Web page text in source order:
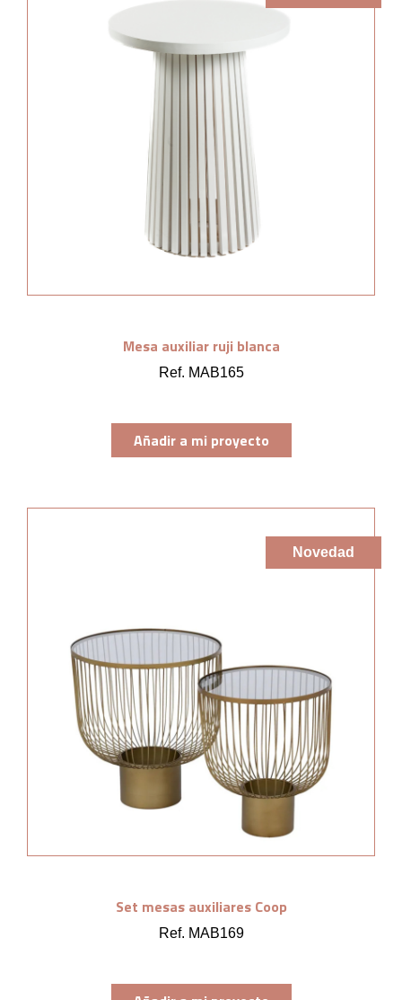
Mesa auxiliar ruji blanca
Ref. MAB165
Añadir a mi proyecto
Novedad
Set mesas auxiliares Coop
Ref. MAB169